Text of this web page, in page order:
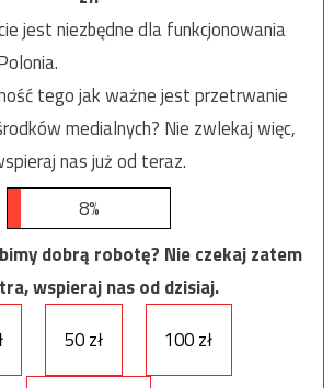
jest niezbędne dla funkcjonowania
tego jak ważne jest przetrwanie
medialnych? Nie zwlekaj więc,
nas już od teraz.
8%
dobrą robotę? Nie czekaj zatem
wspieraj nas od dzisiaj.
50 zł 100 zł